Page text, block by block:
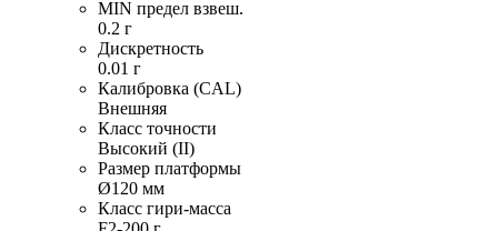
MIN предел взвеш.
0.2 г
Дискретность
0.01 г
Калибровка (CAL)
Внешняя
Класс точности
Высокий (II)
Размер платформы
Ø120 мм
Класс гири-масса